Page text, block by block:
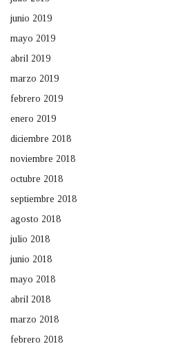
junio 2019
mayo 2019
abril 2019
marzo 2019
febrero 2019
enero 2019
diciembre 2018
noviembre 2018
octubre 2018
septiembre 2018
agosto 2018
julio 2018
junio 2018
mayo 2018
abril 2018
marzo 2018
febrero 2018